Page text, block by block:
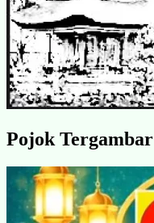
Pojok